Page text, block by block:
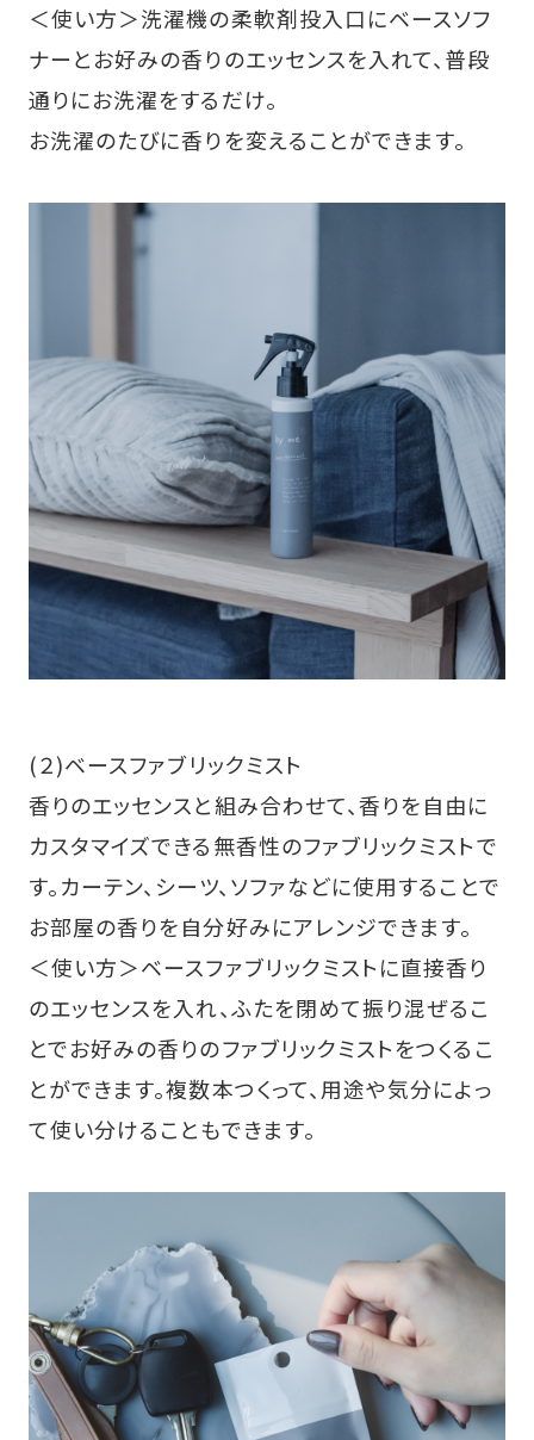
＜使い方＞洗濯機の柔軟剤投入口にベースソフ
ナーとお好みの香りのエッセンスを入れて、普段
通りにお洗濯をするだけ。
お洗濯のたびに香りを変えることができます。
(２)ベースファブリックミスト
香りのエッセンスと組み合わせて、香りを自由に
カスタマイズできる無香性のファブリックミストで
す。カーテン、シーツ、ソファなどに使用することで
お部屋の香りを自分好みにアレンジできます。
＜使い方＞ベースファブリックミストに直接香り
のエッセンスを入れ、ふたを閉めて振り混ぜるこ
とでお好みの香りのファブリックミストをつくるこ
とができます。複数本つくって、用途や気分によっ
て使い分けることもできます。